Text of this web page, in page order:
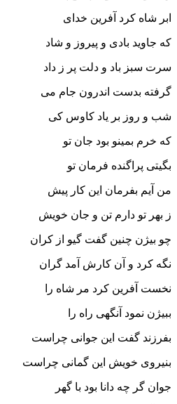
ابر شاه کرد آفرین خداى‏
که جاوید بادى و پیروز و شاد
سرت سبز باد و دلت پر ز داد
گرفته بدست اندرون جام مى
شب و روز بر یاد کاوس کى‏
که خرم بمینو بود جان تو
بگیتى پراگنده فرمان تو
من آیم بفرمان این کار پیش
ز بهر تو دارم تن و جان خویش‏
چو بیژن چنین گفت گیو از کران
نگه کرد و آن کارش آمد گران‏
نخست آفرین کرد مر شاه را
ببیژن نمود آنگهى راه را
بفرزند گفت این جوانى چراست
بنیروى خویش این گمانى چراست‏
جوان گر چه دانا بود با گهر